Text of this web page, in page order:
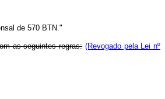
de 570 BTN."
as seguintes regras: (Revogado pela Lei nº